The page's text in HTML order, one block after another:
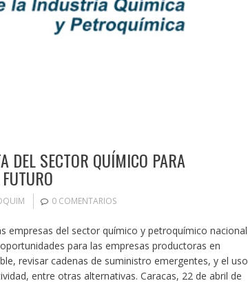
DEL SECTOR QUÍMICO PARA
0 COMENTARIOS
empresas del sector químico y petroquímico nacional
para las empresas productoras en
revisar cadenas de suministro emergentes, y el uso
entre otras alternativas. Caracas, 22 de abril de